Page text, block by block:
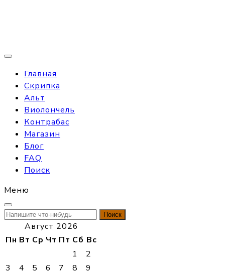
Главная
Скрипка
Альт
Виолончель
Контрабас
Магазин
Блог
FAQ
Поиск
Меню
Найти:
Август 2026
Пн Вт Ср Чт Пт Сб Вс
1
2
3
4 5 6 7 8
9